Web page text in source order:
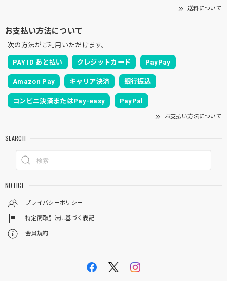
送料について
お支払い方法について
次の方法がご利用いただけます。
PAY ID あと払い クレジットカード PayPay
Amazon Pay キャリア決済 銀行振込
コンビニ決済またはPay-easy PayPal
お支払い方法について
SEARCH
NOTICE
プライバシーポリシー
特定商取引法に基づく表記
会員規約